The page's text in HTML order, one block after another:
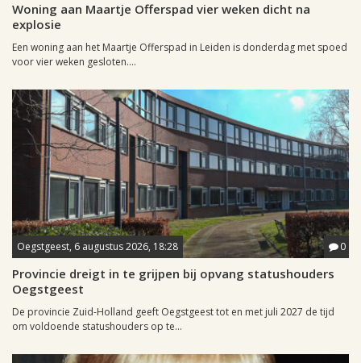
Woning aan Maartje Offerspad vier weken dicht na
explosie
Een woning aan het Maartje Offerspad in Leiden is donderdag met spoed
voor vier weken gesloten....
Oegstgeest, 6 augustus 2026, 18:28 0
Provincie dreigt in te grijpen bij opvang statushouders
Oegstgeest
De provincie Zuid-Holland geeft Oegstgeest tot en met juli 2027 de tijd
om voldoende statushouders op te...